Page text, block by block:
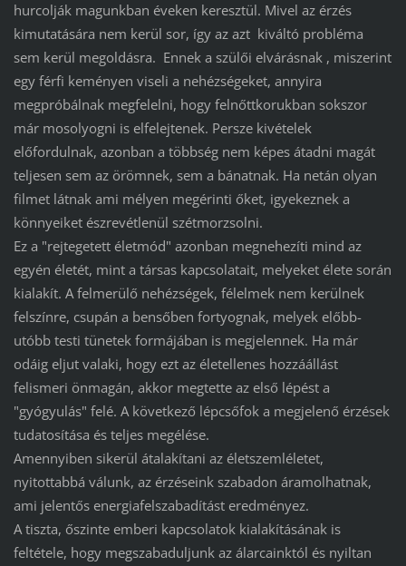
hurcolják magunkban éveken keresztül. Mivel az érzés
kimutatására nem kerül sor, így az azt kiváltó probléma
sem kerül megoldásra. Ennek a szülői elvárásnak , miszerint
egy férfi keményen viseli a nehézségeket, annyira
megpróbálnak megfelelni, hogy felnőttkorukban sokszor
már mosolyogni is elfelejtenek. Persze kivételek
előfordulnak, azonban a többség nem képes átadni magát
teljesen sem az örömnek, sem a bánatnak. Ha netán olyan
filmet látnak ami mélyen megérinti őket, igyekeznek a
könnyeiket észrevétlenül szétmorzsolni.
Ez a "rejtegetett életmód" azonban megnehezíti mind az
egyén életét, mint a társas kapcsolatait, melyeket élete során
kialakít. A felmerülő nehézségek, félelmek nem kerülnek
felszínre, csupán a bensőben fortyognak, melyek előbb-
utóbb testi tünetek formájában is megjelennek. Ha már
odáig eljut valaki, hogy ezt az életellenes hozzáállást
felismeri önmagán, akkor megtette az első lépést a
"gyógyulás" felé. A következő lépcsőfok a megjelenő érzések
tudatosítása és teljes megélése.
Amennyiben sikerül átalakítani az életszemléletet,
nyitottabbá válunk, az érzéseink szabadon áramolhatnak,
ami jelentős energiafelszabadítást eredményez.
A tiszta, őszinte emberi kapcsolatok kialakításának is
feltétele, hogy megszabaduljunk az álarcainktól és nyiltan